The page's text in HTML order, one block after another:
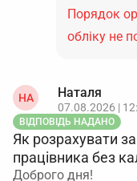
Порядок
обліку не
НА Наталя
07.08.2026 |
ВІДПОВІДЬ НАДАНО
Як розрахувати
працівника без
Доброго дня!